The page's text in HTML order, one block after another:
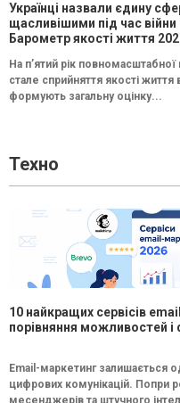
Українці назвали єдину
щасливішими під час
Барометр якості життя
На п’ятий рік повномасштабної
стале сприйняття якості
формують загальну оцінку...
Техно
10 найкращих сервісів
порівняння можливостей і
Email-маркетинг залишається
цифрових комунікацій. Попри
месенджерів та штучного